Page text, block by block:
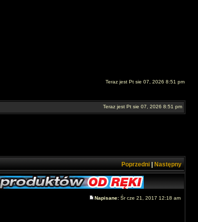
Teraz jest Pt sie 07, 2026 8:51 pm
Teraz jest Pt sie 07, 2026 8:51 pm
Poprzedni Następny
Napisane: Śr cze 21, 2017 12:18 am